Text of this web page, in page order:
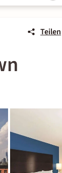
Teilen